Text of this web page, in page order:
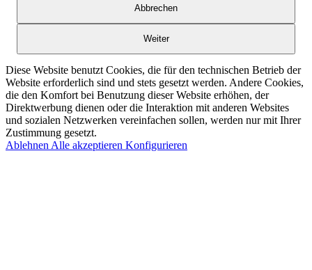
Abbrechen
Weiter
Diese Website benutzt Cookies, die für den technischen Betrieb der
Website erforderlich sind und stets gesetzt werden. Andere Cookies,
die den Komfort bei Benutzung dieser Website erhöhen, der
Direktwerbung dienen oder die Interaktion mit anderen Websites
und sozialen Netzwerken vereinfachen sollen, werden nur mit Ihrer
Zustimmung gesetzt.
Ablehnen Alle akzeptieren Konfigurieren